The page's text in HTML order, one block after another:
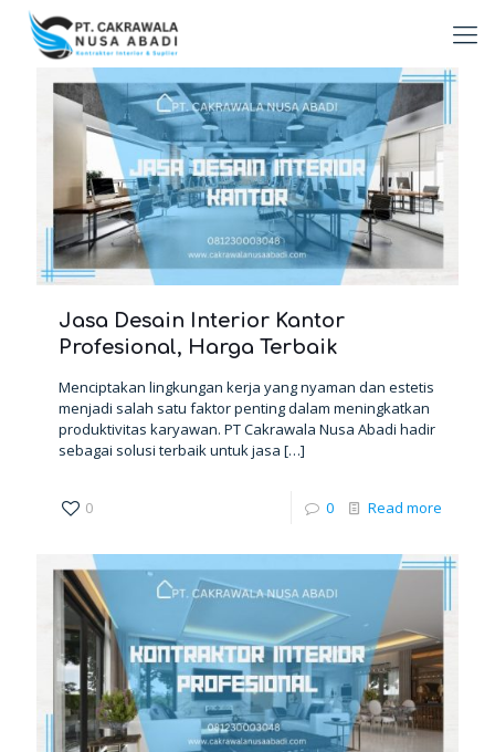
Jasa Desain Interior Kantor
Profesional, Harga Terbaik
Menciptakan lingkungan kerja yang nyaman dan estetis
menjadi salah satu faktor penting dalam meningkatkan
produktivitas karyawan. PT Cakrawala Nusa Abadi hadir
sebagai solusi terbaik untuk jasa […]
0 0 Read more